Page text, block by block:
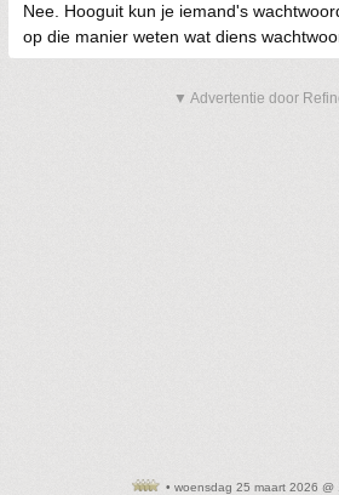
Nee. Hooguit kun je iemand's
op die manier weten wat diens
▼ Advertentie door
• woensdag 25 maart 2026 @